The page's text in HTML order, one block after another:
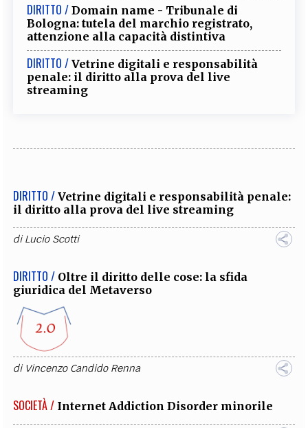
DIRITTO / Domain name - Tribunale di
Bologna: tutela del marchio registrato,
attenzione alla capacità distintiva
DIRITTO / Vetrine digitali e responsabilità
penale: il diritto alla prova del live
streaming
DIRITTO / Vetrine digitali e responsabilità penale:
il diritto alla prova del live streaming
diLucio Scotti
DIRITTO / Oltre il diritto delle cose: la sfida
giuridica del Metaverso
di Vincenzo Candido Renna
SOCIETÀ / Internet Addiction Disorder minorile